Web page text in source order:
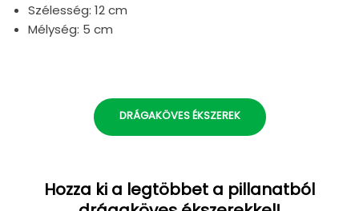
Szélesség: 12 cm
Mélység: 5 cm
DRÁGAKÖVES ÉKSZEREK
Hozza ki a legtöbbet a pillanatból